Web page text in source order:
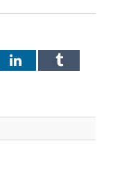
LinkedInTumblr